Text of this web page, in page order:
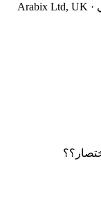
Arabix Ltd, UK